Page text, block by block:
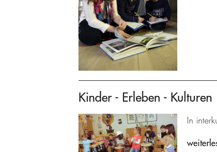
Kinder - Erleben - Kulturen
In